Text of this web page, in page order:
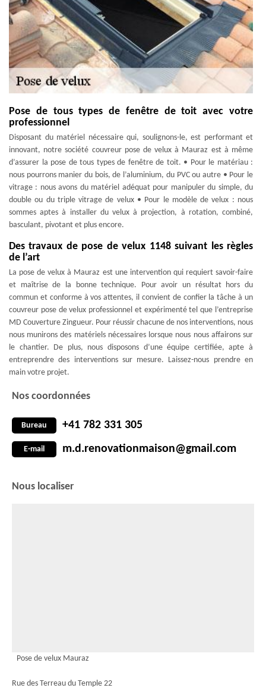
Pose de tous types de fenêtre de toit avec votre
professionnel
Disposant du matériel nécessaire qui, soulignons-le, est performant et
innovant, notre société couvreur pose de velux à Mauraz est à même
d’assurer la pose de tous types de fenêtre de toit. • Pour le matériau :
nous pourrons manier du bois, de l’aluminium, du PVC ou autre • Pour le
vitrage : nous avons du matériel adéquat pour manipuler du simple, du
double ou du triple vitrage de velux • Pour le modèle de velux : nous
sommes aptes à installer du velux à projection, à rotation, combiné,
basculant, pivotant et plus encore.
Des travaux de pose de velux 1148 suivant les règles
de l’art
La pose de velux à Mauraz est une intervention qui requiert savoir-faire
et maîtrise de la bonne technique. Pour avoir un résultat hors du
commun et conforme à vos attentes, il convient de confier la tâche à un
couvreur pose de velux professionnel et expérimenté tel que l’entreprise
MD Couverture Zingueur. Pour réussir chacune de nos interventions, nous
nous munirons des matériels nécessaires lorsque nous nous affairons sur
le chantier. De plus, nous disposons d’une équipe certifiée, apte à
entreprendre des interventions sur mesure. Laissez-nous prendre en
main votre projet.
Nos coordonnées
Bureau +41 782 331 305
E-mail m.d.renovationmaison@gmail.com
Nous localiser
Pose de velux Mauraz
Rue des Terreau du Temple 22